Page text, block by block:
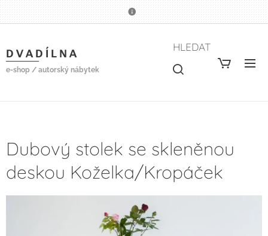
D V A D Í L N A
e-shop / autorský nábytek
HLEDAT
Dubový stolek se skleněnou
deskou Koželka/Kropáček